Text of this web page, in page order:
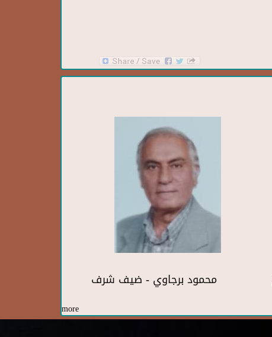
محمود برجاوي - ضيف شرف
more